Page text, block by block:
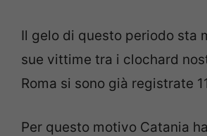
Il gelo di questo periodo sta
sue vittime tra i clochard
Roma si sono già registrate
Per questo motivo Catania